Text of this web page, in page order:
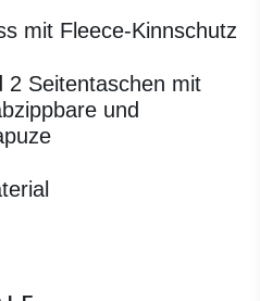
mit Fleece-Kinnschutz
2 Seitentaschen mit
und